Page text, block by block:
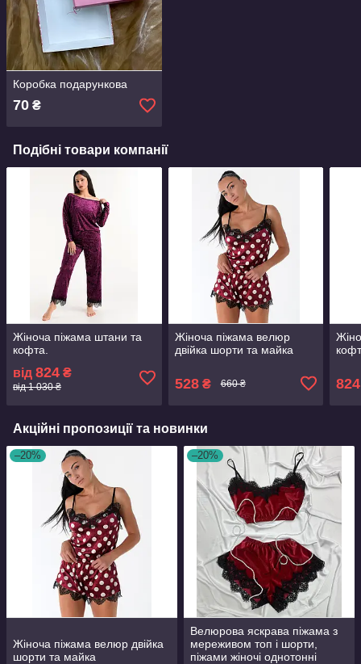
Коробка подарункова
70 ₴
Подібні товари компанії
Жіноча піжама штани та
кофта.
від 824 ₴
від 1 030 ₴
Жіноча піжама велюр
двійка шорти та майка
528₴ 660 ₴ 824
Акційні пропозиції та новинки
–20%
Жіноча піжама велюр двійка
шорти та майка
–20%
Велюрова яскрава піжама з
мереживом топ і шорти,
піжами жіночі однотонні